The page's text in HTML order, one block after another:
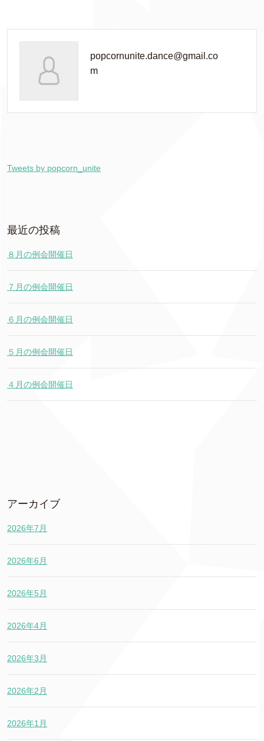
popcornunite.dance@gmail.co
m
Tweets by popcorn_unite
最近の投稿
８月の例会開催日
７月の例会開催日
６月の例会開催日
５月の例会開催日
４月の例会開催日
アーカイブ
2026年7月
2026年6月
2026年5月
2026年4月
2026年3月
2026年2月
2026年1月